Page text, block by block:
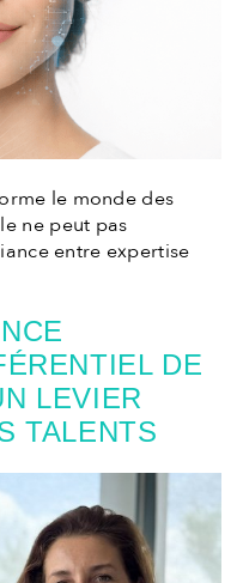
le monde des
ne peut pas
entre expertise
DE
LEVIER
TALENTS